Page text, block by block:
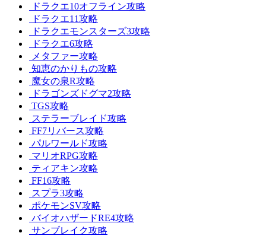
ドラクエ10オフライン攻略
ドラクエ11攻略
ドラクエモンスターズ3攻略
ドラクエ6攻略
メタファー攻略
知恵のかりもの攻略
魔女の泉R攻略
ドラゴンズドグマ2攻略
TGS攻略
ステラーブレイド攻略
FF7リバース攻略
パルワールド攻略
マリオRPG攻略
ティアキン攻略
FF16攻略
スプラ3攻略
ポケモンSV攻略
バイオハザードRE4攻略
サンブレイク攻略